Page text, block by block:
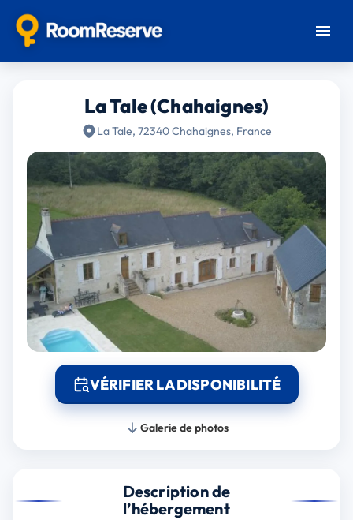
La Tale (Chahaignes)
La Tale, 72340 Chahaignes, France
VÉRIFIER LA DISPONIBILITÉ
Galerie de photos
Description de
l’hébergement